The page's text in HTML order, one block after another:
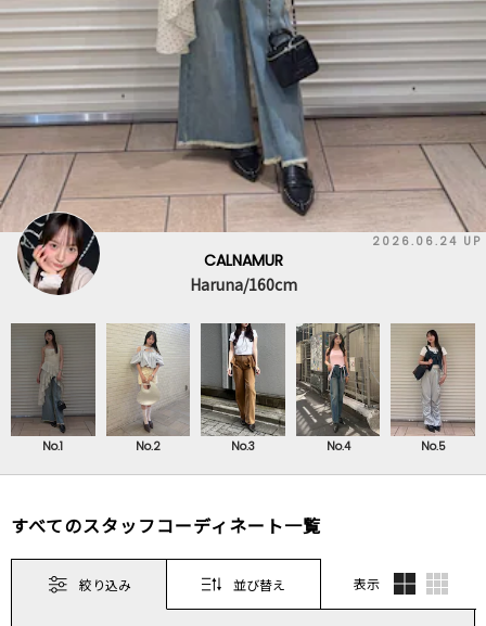
2026.06.24 UP
CALNAMUR
Haruna/160cm
No.1 No.2 No.3 No.4 No.5
すべてのスタッフコーディネート一覧
絞り込み 並び替え 表示